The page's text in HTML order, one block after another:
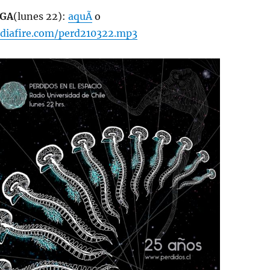
(lunes 22): aquÃ­o
perd210322.mp3